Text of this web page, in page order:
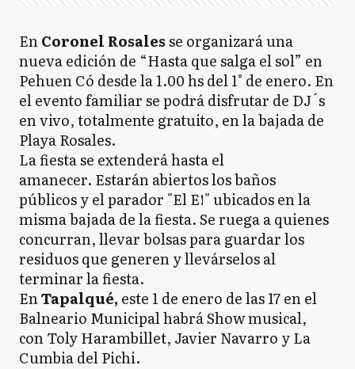
EnCoronel Rosalesse organizará una
nueva edición de “Hasta que salga el sol” en
Pehuen Có desde la 1.00 hs del 1° de enero. En
el evento familiar se podrá disfrutar de DJ´s
en vivo, totalmente gratuito, en la bajada de
Playa Rosales.
La fiesta se extenderá hasta el
amanecer. Estarán abiertos los baños
públicos y el parador "El E!" ubicados en la
misma bajada de la fiesta. Se ruega a quienes
concurran, llevar bolsas para guardar los
residuos que generen y llevárselos al
terminar la fiesta.
EnTapalqué, este 1 de enero de las 17 en el
Balneario Municipal habrá Show musical,
con Toly Harambillet, Javier Navarro y La
Cumbia del Pichi.